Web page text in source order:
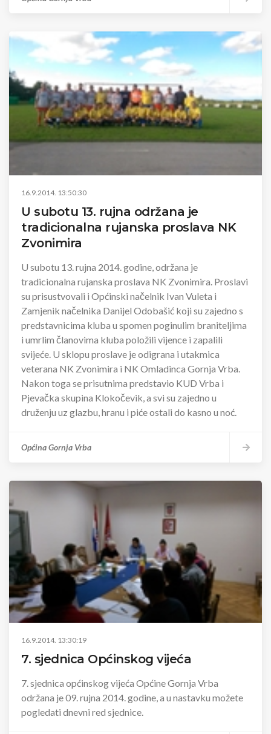
16.9.2014. 13:50:30
U subotu 13. rujna održana je
tradicionalna rujanska proslava NK
Zvonimira
U subotu 13. rujna 2014. godine, održana je
tradicionalna rujanska proslava NK Zvonimira. Proslavi
su prisustvovali i Općinski načelnik Ivan Vuleta i
Zamjenik načelnika Danijel Odobašić koji su zajedno s
predstavnicima kluba u spomen poginulim braniteljima
i umrlim članovima kluba položili vijence i zapalili
svijeće. U sklopu proslave je odigrana i utakmica
veterana NK Zvonimira i NK Omladinca Gornja Vrba.
Nakon toga se prisutnima predstavio KUD Vrba i
Pjevačka skupina Klokočevik, a svi su zajedno u
druženju uz glazbu, hranu i piće ostali do kasno u noć.
Općina Gornja Vrba
16.9.2014. 13:30:19
7. sjednica Općinskog vijeća
7. sjednica općinskog vijeća Općine Gornja Vrba
održana je 09. rujna 2014. godine, a u nastavku možete
pogledati dnevni red sjednice.